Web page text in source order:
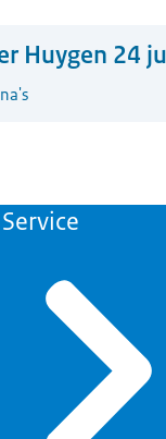
Huygen 24
Service